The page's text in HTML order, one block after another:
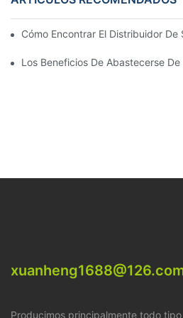
Cómo Encontrar El Distribuidor
Los Beneficios De Abastecerse
Producimos principalmente todo tipo